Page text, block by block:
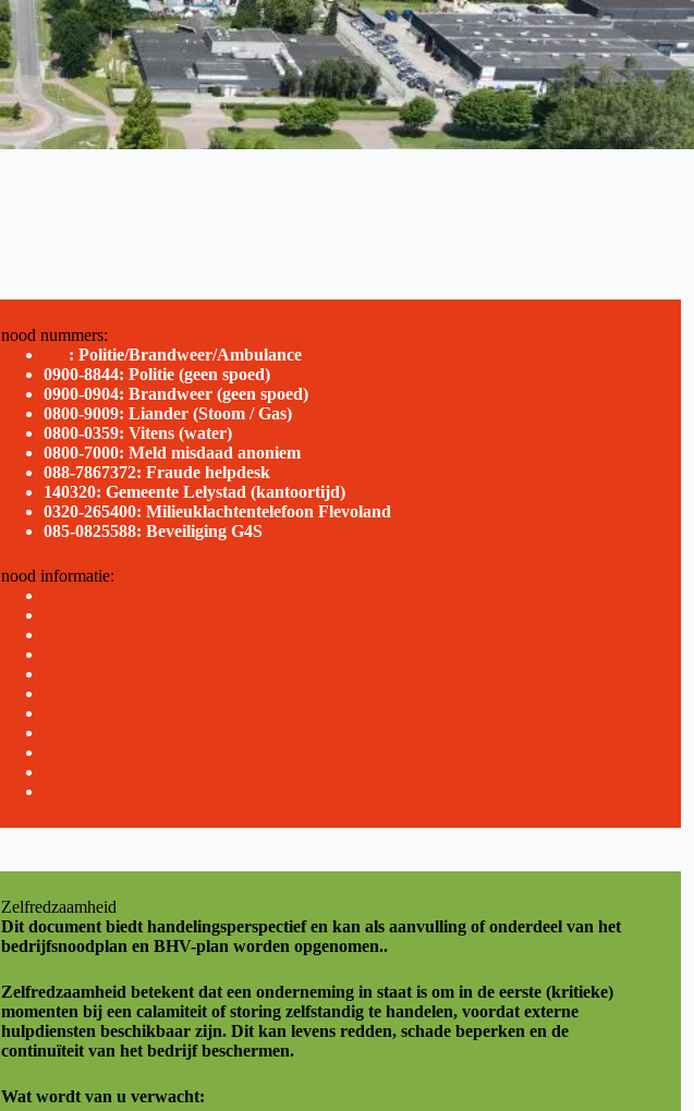
nood nummers:
: Politie/Brandweer/Ambulance
0900-8844: Politie(geen spoed)
0900-0904: Brandweer (geen spoed)
0800-9009: Liander (Stoom / Gas)
0800-0359: Vitens (water)
0800-7000: Meld misdaad anoniem
088-7867372: Fraude helpdesk
140320: Gemeente Lelystad (kantoortijd)
0320-265400: Milieuklachtentelefoon Flevoland
085-0825588: Beveiliging G4S
nood informatie:
Zelfredzaamheid
Dit document biedt handelingsperspectief en kan als aanvulling of onderdeel van het
bedrijfsnoodplan en BHV-plan worden opgenomen..
Zelfredzaamheid betekent dat een onderneming in staat is om in de eerste (kritieke)
momenten bij een calamiteit of storing zelfstandig te handelen, voordat externe
hulpdiensten beschikbaar zijn. Dit kan levens redden, schade beperken en de
continuïteit van het bedrijf beschermen.
Wat wordt van u verwacht: